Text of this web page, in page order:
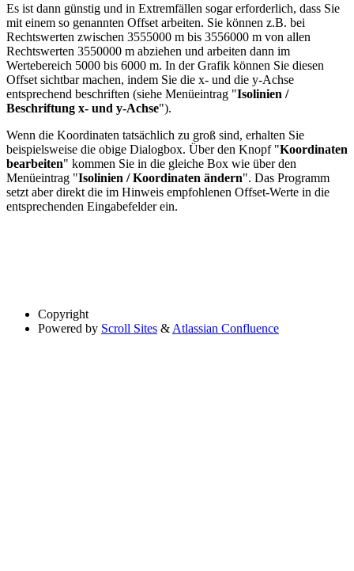
Es ist dann günstig und in Extremfällen sogar erforderlich, dass Sie
mit einem so genannten Offset arbeiten. Sie können z.B. bei
Rechtswerten zwischen 3555000 m bis 3556000 m von allen
Rechtswerten 3550000 m abziehen und arbeiten dann im
Wertebereich 5000 bis 6000 m. In der Grafik können Sie diesen
Offset sichtbar machen, indem Sie die x- und die y-Achse
entsprechend beschriften (siehe Menüeintrag "Isolinien /
Beschriftung x- und y-Achse").
Wenn die Koordinaten tatsächlich zu groß sind, erhalten Sie
beispielsweise die obige Dialogbox. Über den Knopf "Koordinaten
bearbeiten" kommen Sie in die gleiche Box wie über den
Menüeintrag "Isolinien / Koordinaten ändern". Das Programm
setzt aber direkt die im Hinweis empfohlenen Offset-Werte in die
entsprechenden Eingabefelder ein.
Copyright
Powered by Scroll Sites & Atlassian Confluence